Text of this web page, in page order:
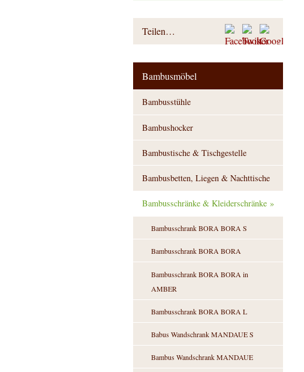
Teilen…
Bambusmöbel
Bambusstühle
Bambushocker
Bambustische & Tischgestelle
Bambusbetten, Liegen & Nachttische
Bambusschränke & Kleiderschränke »
Bambusschrank BORA BORA S
Bambusschrank BORA BORA
Bambusschrank BORA BORA in
AMBER
Bambusschrank BORA BORA L
Babus Wandschrank MANDAUE S
Bambus Wandschrank MANDAUE